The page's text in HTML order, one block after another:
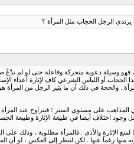
يرتدي الرجل الحجاب مثل المرأة ؟
وسيلة دعوية متحركة وفاعلة حتى لو لم تدْعُ
أو اللباس الشرعي كاف لإثارة أعداء
. والحجة في ذلك أن ما يثير الرجل من المرأة
على مستوى الستر ؛ فيتراوح عند المرأة
اختلاف أيضا في طبيعة الإثارة وطبيعة
لمنع الإثارة والأذى . فالمرأة مطلوبة ،
رغماً عنها . لكن لننظر إلى العكس ، لو أن